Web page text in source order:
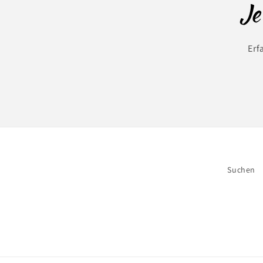
Suchen